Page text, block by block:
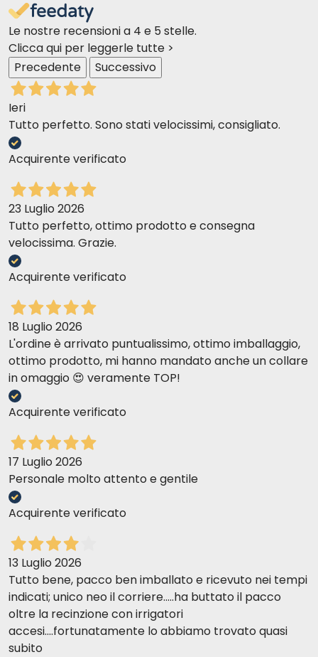
Le nostre recensioni a 4 e 5 stelle.
Clicca qui per leggerle tutte >
Precedente
Successivo
Ieri
Tutto perfetto. Sono stati velocissimi, consigliato.
Acquirente verificato
23 Luglio 2026
Tutto perfetto, ottimo prodotto e consegna
velocissima. Grazie.
Acquirente verificato
18 Luglio 2026
L'ordine è arrivato puntualissimo, ottimo imballaggio,
ottimo prodotto, mi hanno mandato anche un collare
in omaggio 😍 veramente TOP!
Acquirente verificato
17 Luglio 2026
Personale molto attento e gentile
Acquirente verificato
13 Luglio 2026
Tutto bene, pacco ben imballato e ricevuto nei tempi
indicati; unico neo il corriere.....ha buttato il pacco
oltre la recinzione con irrigatori
accesi....fortunatamente lo abbiamo trovato quasi
subito